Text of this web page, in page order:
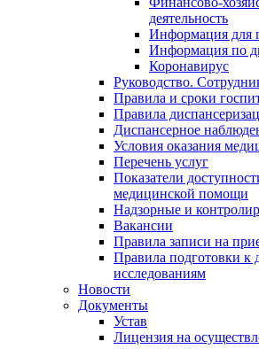
деятельность
Информация для
Информация по
Коронавирус
Руководство.
Правила и сроки
Правила
Диспансерное
Условия оказания
Перечень услуг
Показатели
медицинской помощи
Надзорные и
Вакансии
Правила записи на
Правила подготовки к
исследованиям
Новости
Документы
Устав
Лицензия на